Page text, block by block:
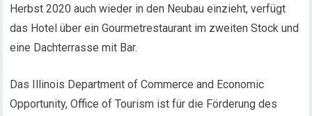
Herbst 2020 auch wieder in den Neubau einzieht, verfügt
das Hotel über ein Gourmetrestaurant im zweiten Stock und
eine Dachterrasse mit Bar.
Das Illinois Department of Commerce and Economic
Opportunity, Office of Tourism ist für die Förderung des